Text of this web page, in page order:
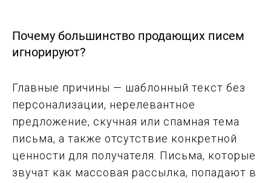
Почему большинство продающих писем
игнорируют?
Главные причины — шаблонный текст без
персонализации, нерелевантное
предложение, скучная или спамная тема
письма, а также отсутствие конкретной
ценности для получателя. Письма, которые
звучат как массовая рассылка, попадают в